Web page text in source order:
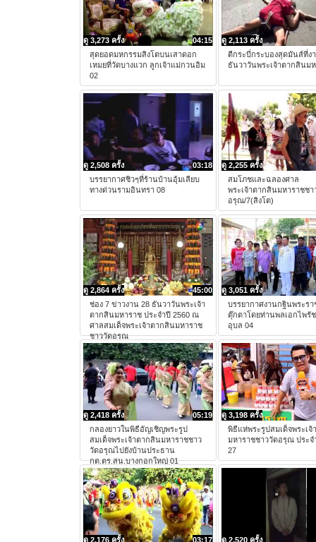
04:15
ดู 3,273 ครั้ง
สุดยอดมหกรรมสิงโตบนเสาดอก
เหมยที่วัดบางแวก ลูกเจ้าแม่กวนอิม
02
ดู 2,113 ครั้ง
ตีกระบี่กระบองสุดมันส์ที่ง
ธันวาวันพระเจ้าตากสินม
03:18
ดู 2,508 ครั้ง
บรรยากาศชิวๆที่ร้านบ้านอุ้มเลียบ
ทางด่วนรามอินทรา 08
ดู 2,255 ครั้ง
สมโภชและฉลองศาล
พระเจ้าตากสินมหาราชชา
อรุณ/7(สิงโต)
45:00
ดู 2,864 ครั้ง
ช่อง 7 ข่าวงาน 28 ธันวาวันพระเจ้า
ตากสินมหาราช ประจำปี 2560 ณ
ศาลสมเด็จพระเจ้าตากสินมหาราช
ชาววัดอรุณ
ดู 3,051 ครั้ง
บรรยากาศงานกฐินพระร
ตุ๊กตาโดยท่านพลเอกไพรั
อุบล 04
05:19
ดู 2,418 ครั้ง
กลองยาวในพิธีอัญเชิญพระรูป
สมเด็จพระเจ้าตากสินมหาราชชาว
วัดอรุณไปยังบ้านประธาน
กต.ตร.สน.บางกอกใหญ่ 01
ดู 3,198 ครั้ง
พิธีแห่พระรูปสมเด็จพระเจ้
มหาราชชาววัดอรุณ ประจ
27
03:17
ดู 2,176 ครั้ง ดู 2,520 ครั้ง